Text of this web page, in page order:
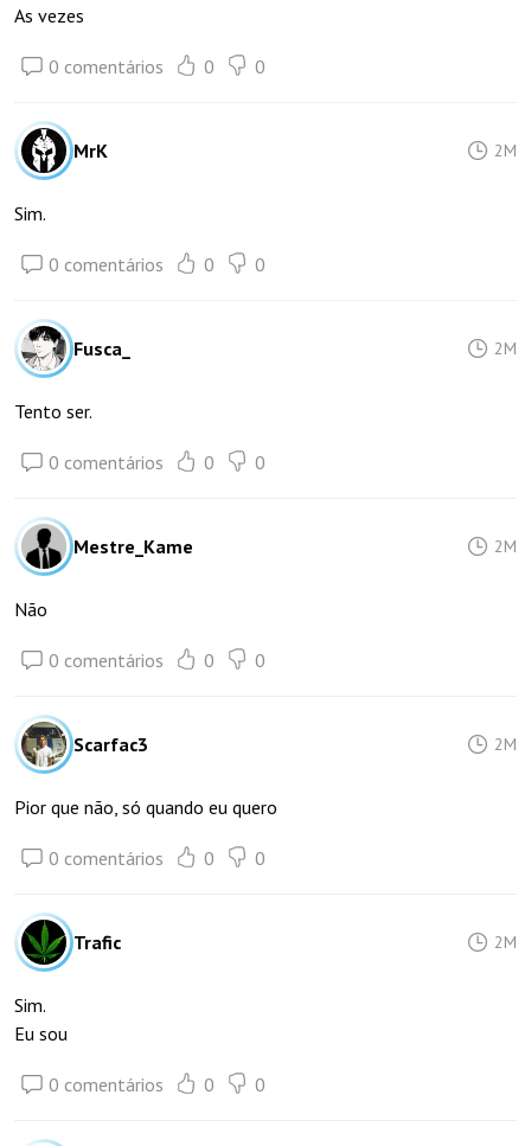
As vezes
0 comentários 0 0
MrK 2M
Sim.
0 comentários 0 0
Fusca_ 2M
Tento ser.
0 comentários 0 0
Mestre_Kame 2M
Não
0 comentários 0 0
Scarfac3 2M
Pior que não, só quando eu quero
0 comentários 0 0
Trafic 2M
Sim.
Eu sou
0 comentários 0 0